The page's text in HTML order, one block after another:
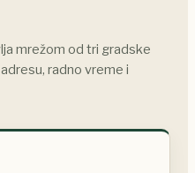
mrežom od tri gradske
radno vreme i